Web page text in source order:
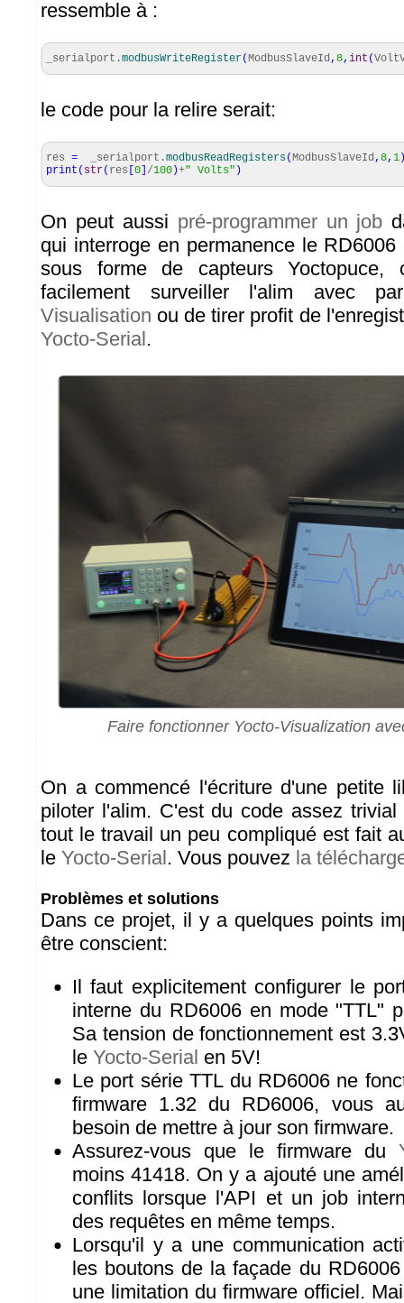
ressemble à :
_serialport.modbusWriteRegister(ModbusSlaveId, 8, int (
le code pour la relire serait:
res = _serialport.modbusReadRegisters(ModbusSlaveId, 8, 1
print ( str( res 0 /100 )+" Volts" )
On peut aussi pré-programmer un job
qui interroge en permanence le
sous forme de capteurs
facilement surveiller l'alim avec
Visualisation ou de tirer profit de
Yocto-Serial.
Faire fonctionner Yocto-Visualization
On a commencé l'écriture d'une petite
piloter l'alim. C'est du code assez
tout le travail un peu compliqué est fait
le Yocto-Serial. Vous pouvez la
Problèmes et solutions
Dans ce projet, il y a quelques points
être conscient:
Il faut explicitement configurer le
interne du RD6006 en mode "TTL"
Sa tension de fonctionnement est
le Yocto-Serial en 5V!
Le port série TTL du RD6006 ne
firmware 1.32 du RD6006, vous
besoin de mettre à jour son firmware.
Assurez-vous que le firmware du
moins 41418. On y a ajouté une
conflits lorsque l'API et un job
des requêtes en même temps.
Lorsqu'il y a une communication
les boutons de la façade du
une limitation du firmware officiel.